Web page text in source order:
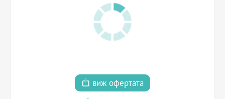
виж офертата